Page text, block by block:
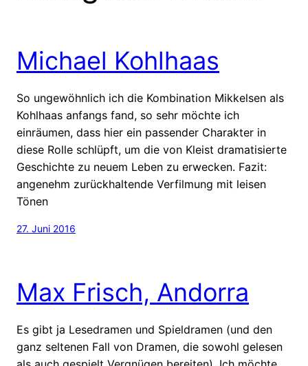
Michael Kohlhaas
So ungewöhnlich ich die Kombination Mikkelsen als
Kohlhaas anfangs fand, so sehr möchte ich
einräumen, dass hier ein passender Charakter in
diese Rolle schlüpft, um die von Kleist dramatisierte
Geschichte zu neuem Leben zu erwecken. Fazit:
angenehm zurückhaltende Verfilmung mit leisen
Tönen
27. Juni 2016
Max Frisch, Andorra
Es gibt ja Lesedramen und Spieldramen (und den
ganz seltenen Fall von Dramen, die sowohl gelesen